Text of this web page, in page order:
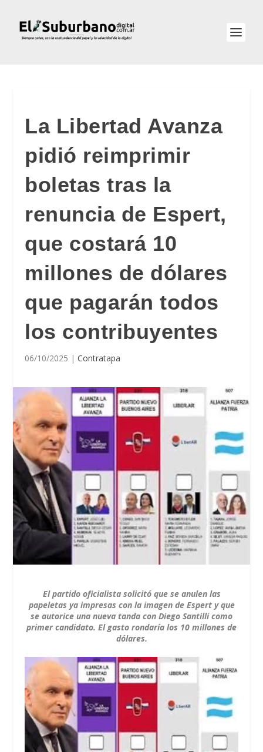
La Libertad Avanza
pidió reimprimir
boletas tras la
renuncia de Espert,
que costará 10
millones de dólares
que pagarán todos
los contribuyentes
06/10/2025 |Contratapa
El partido oficialista solicitó que se anulen las
papeletas ya impresas con la imagen de Espert y que
se autorice una nueva tanda con Diego Santilli como
primer candidato. El gasto rondaría los 10 millones de
dólares.